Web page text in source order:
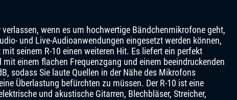
wenn es um hochwertige Bändchenmikrofone geht,
und Live-Audioanwendungen eingesetzt werden können,
seinem R-10 einen weiteren Hit. Es liefert ein perfekt
einem flachen Frequenzgang und einem beeindruckenden
sodass Sie laute Quellen in der Nähe des Mikrofons
Überlastung befürchten zu müssen. Der R-10 ist eine
und akustische Gitarren, Blechbläser, Streicher,